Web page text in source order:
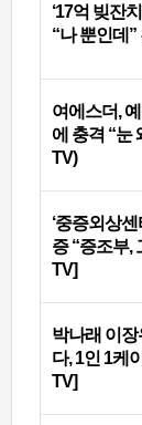
‘17억 빚잔
“나 뿐인데
여에스더,
에 충격 “눈
TV)
‘중증외상
증 “증조부,
TV]
박나래 이장
다, 1인 1케
TV]